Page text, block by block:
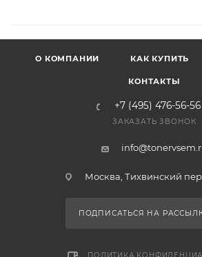
О КОМПАНИИ КАК КУПИТЬ
КОНТАКТЫ
+7 (495) 476-56-56
ЗАКАЗАТЬ ЗВОНОК
Москва, Тихвинский пер.
ПОДПИСАТЬСЯ НА